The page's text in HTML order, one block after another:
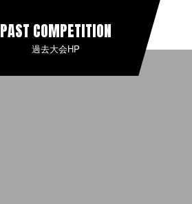
PAST COMPETITION
過去大会HP